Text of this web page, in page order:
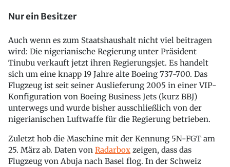
Nur ein Besitzer
Auch wenn es zum Staatshaushalt nicht viel beitragen
wird: Die nigerianische Regierung unter Präsident
Tinubu verkauft jetzt ihren Regierungsjet. Es handelt
sich um eine knapp 19 Jahre alte Boeing 737-700. Das
Flugzeug ist seit seiner Auslieferung 2005 in einer VIP-
Konfiguration von Boeing Business Jets (kurz BBJ)
unterwegs und wurde bisher ausschließlich von der
nigerianischen Luftwaffe für die Regierung betrieben.
Zuletzt hob die Maschine mit der Kennung 5N-FGT am
25. März ab. Daten von Radarbox zeigen, dass das
Flugzeug von Abuja nach Basel flog. In der Schweiz